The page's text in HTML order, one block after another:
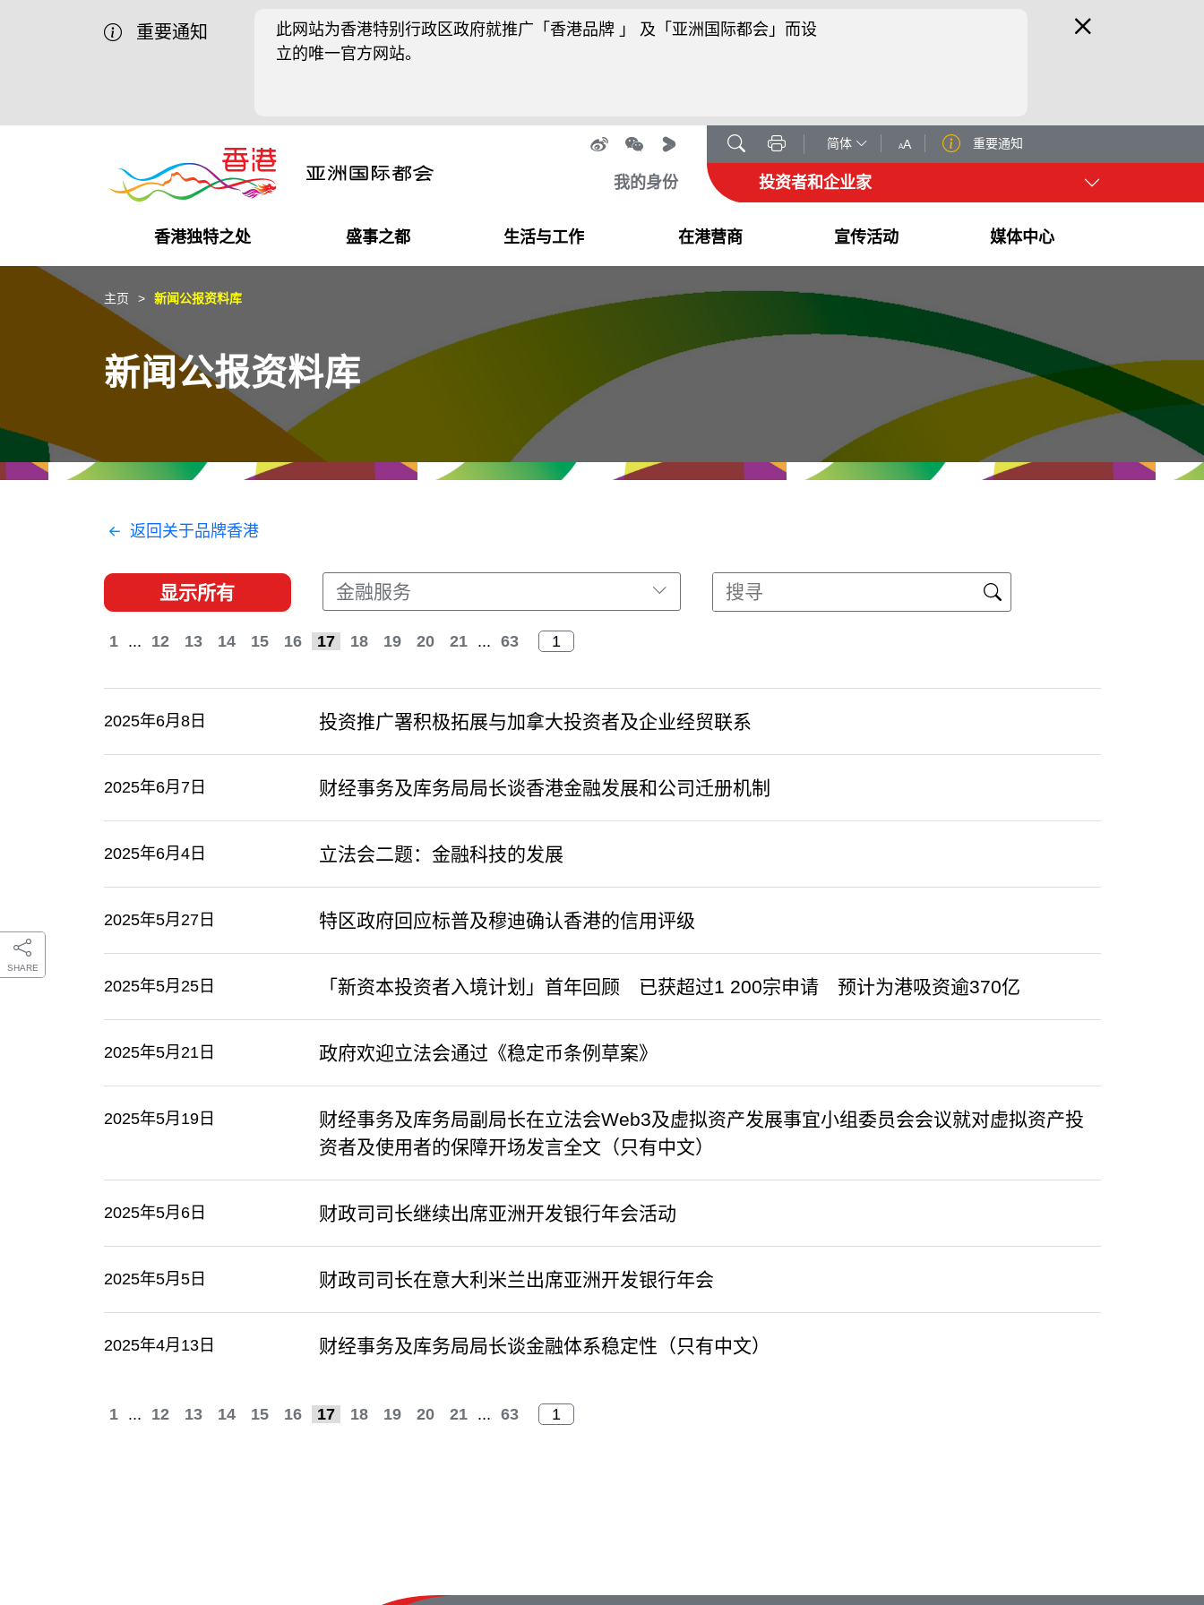
重要通知
此网站为香港特别行政区政府就推广「香港品牌 」 及「亚洲国际都会」而设
立的唯一官方网站。
简体 AA 重要通知
我的身份 投资者和企业家
香港独特之处
商业机遇
独特优势
盛事之都
盛事之都
最新活动精选
生活与工作
在港工作
都会生活
在港营商
在港创业
初创企业
宣传活动
推广香港@中国内地
推广香港@中东
推广香港@粤港澳大湾区
媒体中心
最新资讯
媒体资讯
SHARE
主页 新闻公报资料库
新闻公报资料库
返回关于品牌香港
显示所有 金融服务
1 ... 12 13 14 15 16 17 18 19 20 21 ... 63
2025年6月8日 投资推广署积极拓展与加拿大投资者及企业经贸联系
2025年6月7日 财经事务及库务局局长谈香港金融发展和公司迁册机制
2025年6月4日 立法会二题：金融科技的发展
2025年5月27日 特区政府回应标普及穆迪确认香港的信用评级
2025年5月25日 「新资本投资者入境计划」首年回顾 已获超过1 200宗申请 预计为港吸资逾370亿
2025年5月21日 政府欢迎立法会通过《稳定币条例草案》
2025年5月19日
财经事务及库务局副局长在立法会Web3及虚拟资产发展事宜小组委员会会议就对虚拟资产投
资者及使用者的保障开场发言全文（只有中文）
2025年5月6日 财政司司长继续出席亚洲开发银行年会活动
2025年5月5日 财政司司长在意大利米兰出席亚洲开发银行年会
2025年4月13日 财经事务及库务局局长谈金融体系稳定性（只有中文）
1 ... 12 13 14 15 16 17 18 19 20 21 ... 63